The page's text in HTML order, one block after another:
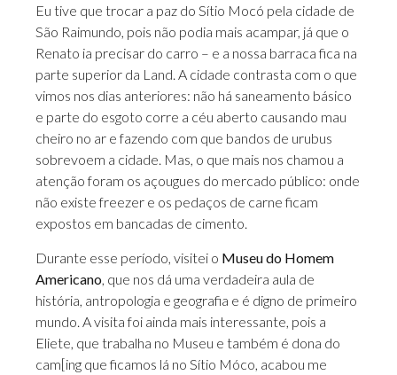
Eu tive que trocar a paz do Sítio Mocó pela cidade de
São Raimundo, pois não podia mais acampar, já que o
Renato ia precisar do carro – e a nossa barraca fica na
parte superior da Land. A cidade contrasta com o que
vimos nos dias anteriores: não há saneamento básico
e parte do esgoto corre a céu aberto causando mau
cheiro no ar e fazendo com que bandos de urubus
sobrevoem a cidade. Mas, o que mais nos chamou a
atenção foram os açougues do mercado público: onde
não existe freezer e os pedaços de carne ficam
expostos em bancadas de cimento.
Durante esse período, visitei o Museu do Homem
Americano , que nos dá uma verdadeira aula de
história, antropologia e geografia e é digno de primeiro
mundo. A visita foi ainda mais interessante, pois a
Eliete, que trabalha no Museu e também é dona do
cam[ing que ficamos lá no Sítio Móco, acabou me